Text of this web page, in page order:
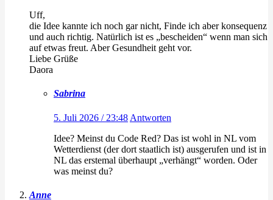
Uff,
die Idee kannte ich noch gar nicht, Finde ich aber konsequenz
und auch richtig. Natürlich ist es „bescheiden“ wenn man sich
auf etwas freut. Aber Gesundheit geht vor.
Liebe Grüße
Daora
Sabrina
5. Juli 2026 / 23:48 Antworten
Idee? Meinst du Code Red? Das ist wohl in NL vom
Wetterdienst (der dort staatlich ist) ausgerufen und ist in
NL das erstemal überhaupt „verhängt“ worden. Oder
was meinst du?
Anne